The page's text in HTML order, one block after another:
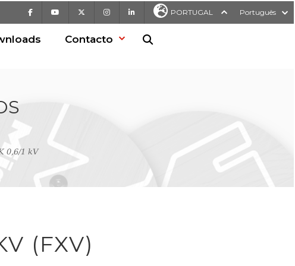
Facebook Youtube InstagramLinkedIn PORTUGAL Português
Contacto
0,6/1 kV
(FXV)